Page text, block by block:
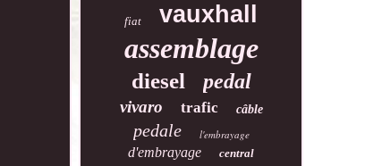
fiat vauxhall
assemblage
diesel pedal
vivaro trafic câble
pedale l'embrayage
d'embrayage central